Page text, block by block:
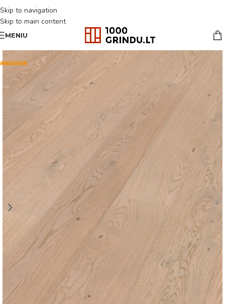
Skip to navigation
Skip to main content
MENIU